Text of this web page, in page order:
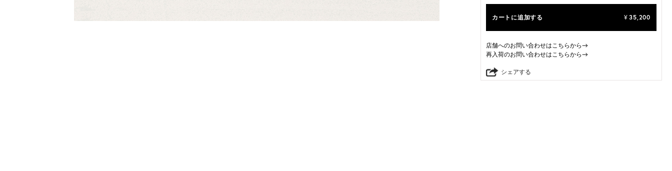
カートに追加する ¥ 35,200
店舗へのお問い合わせはこちらから→
再入荷のお問い合わせはこちらから→
シェアする